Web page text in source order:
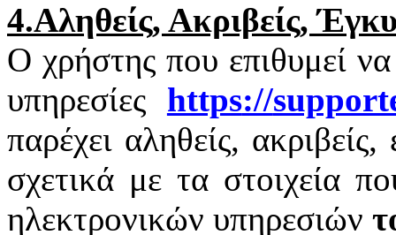
4.Αληθείς, Ακριβείς,
Ο χρήστης που επιθυμεί να
υπηρεσίες https://
παρέχει αληθείς,
σχετικά με τα στοιχεία
ηλεκτρονικών υπηρεσιών